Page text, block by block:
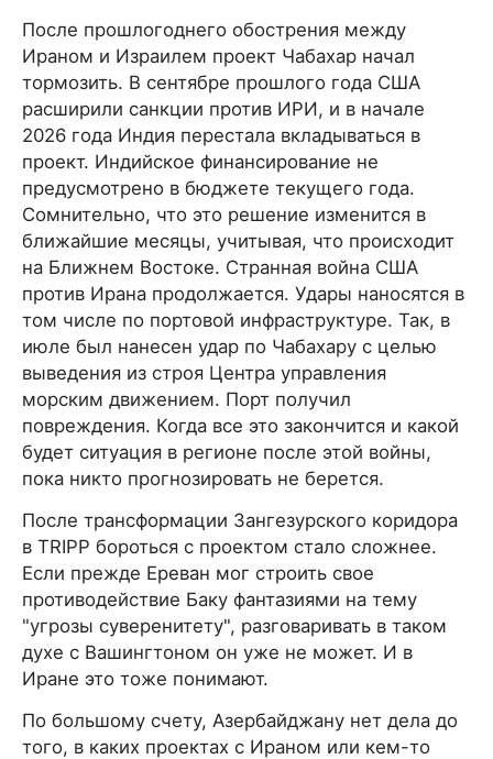
После прошлогоднего обострения между
Ираном и Израилем проект Чабахар начал
тормозить. В сентябре прошлого года США
расширили санкции против ИРИ, и в начале
2026 года Индия перестала вкладываться в
проект. Индийское финансирование не
предусмотрено в бюджете текущего года.
Сомнительно, что это решение изменится в
ближайшие месяцы, учитывая, что происходит
на Ближнем Востоке. Странная война США
против Ирана продолжается. Удары наносятся в
том числе по портовой инфраструктуре. Так, в
июле был нанесен удар по Чабахару с целью
выведения из строя Центра управления
морским движением. Порт получил
повреждения. Когда все это закончится и какой
будет ситуация в регионе после этой войны,
пока никто прогнозировать не берется.
После трансформации Зангезурского коридора
в TRIPP бороться с проектом стало сложнее.
Если прежде Ереван мог строить свое
противодействие Баку фантазиями на тему
"угрозы суверенитету", разговаривать в таком
духе с Вашингтоном он уже не может. И в
Иране это тоже понимают.
По большому счету, Азербайджану нет дела до
того, в каких проектах с Ираном или кем-то